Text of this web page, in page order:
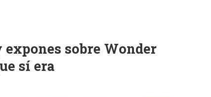
sobre Wonder
sí era